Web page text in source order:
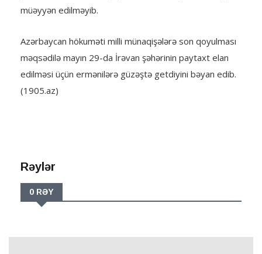
müəyyən edilməyib.
Azərbaycan hökuməti milli münaqişələrə son qoyulması
məqsədilə mayın 29-da İrəvan şəhərinin paytaxt elan
edilməsi üçün ermənilərə güzəştə getdiyini bəyan edib.
(1905.az)
Rəylər
0 RƏY